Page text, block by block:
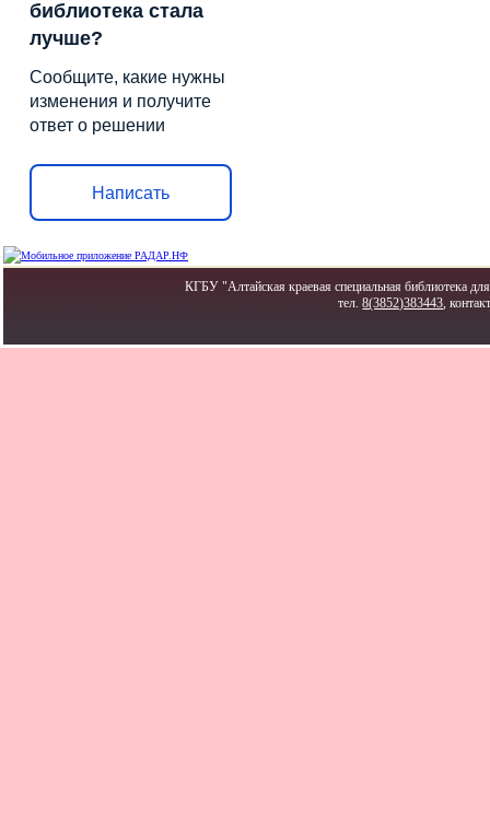
библиотека стала
лучше?
Сообщите, какие нужны
изменения и получите
ответ о решении
Написать
КГБУ "Алтайская краевая специальная библиотека
тел.8(3852)383443,